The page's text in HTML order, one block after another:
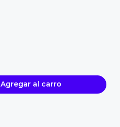
Agregar al carro